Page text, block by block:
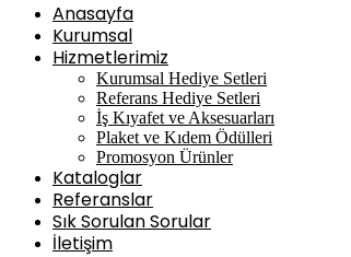
Anasayfa
Kurumsal
Hizmetlerimiz
Kurumsal Hediye Setleri
Referans Hediye Setleri
İş Kıyafet ve Aksesuarları
Plaket ve Kıdem Ödülleri
Promosyon Ürünler
Kataloglar
Referanslar
Sık Sorulan Sorular
İletişim